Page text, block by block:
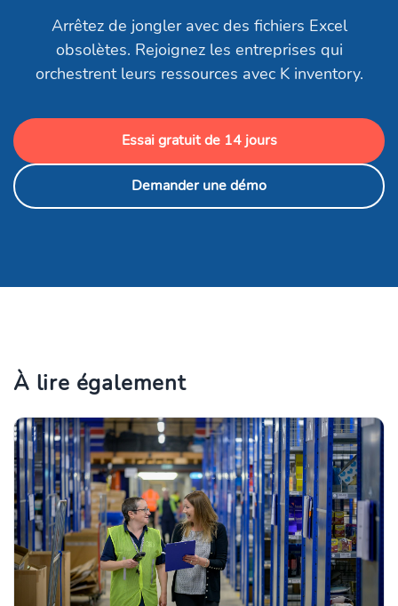
Arrêtez de jongler avec des fichiers Excel
obsolètes. Rejoignez les entreprises qui
orchestrent leurs ressources avec K inventory.
Essai gratuit de 14 jours
Demander une démo
À lire également